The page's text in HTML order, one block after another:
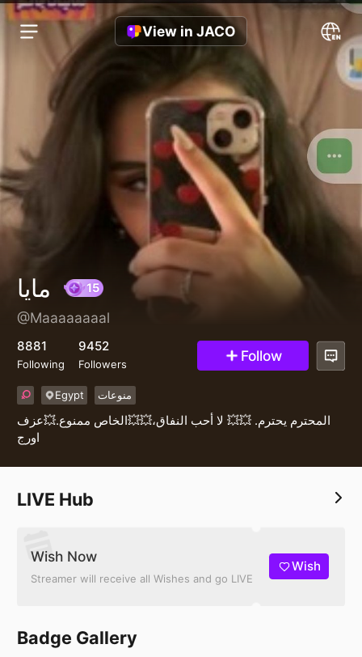
View in JACO
@Maaaaaaaal
8881
Following
9452
Followers Follow
Egypt منوعات
المحترم يحترم. 💥💥 لا أحب النفاق،💥💥الخاص ممنوع.💥عزف
اورج
LIVE Hub
Wish Now
Streamer will receive all Wishes and go LIVE
Wish
Badge Gallery